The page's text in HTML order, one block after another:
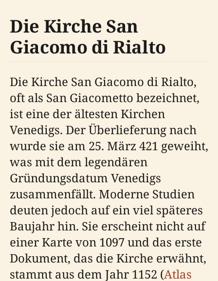
Die Kirche San
Giacomo di Rialto
Die Kirche San Giacomo di Rialto,
oft als San Giacometto bezeichnet,
ist eine der ältesten Kirchen
Venedigs. Der Überlieferung nach
wurde sie am 25. März 421 geweiht,
was mit dem legendären
Gründungsdatum Venedigs
zusammenfällt. Moderne Studien
deuten jedoch auf ein viel späteres
Baujahr hin. Sie erscheint nicht auf
einer Karte von 1097 und das erste
Dokument, das die Kirche erwähnt,
stammt aus dem Jahr 1152 (Atlas